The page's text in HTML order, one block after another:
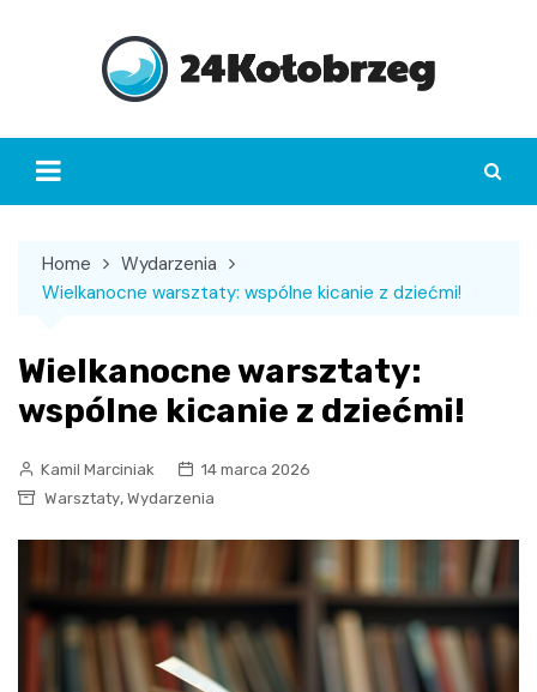
Home
Wydarzenia
Wielkanocne warsztaty: wspólne kicanie z dziećmi!
Wielkanocne warsztaty:
wspólne kicanie z dziećmi!
Kamil Marciniak
14 marca 2026
Warsztaty, Wydarzenia